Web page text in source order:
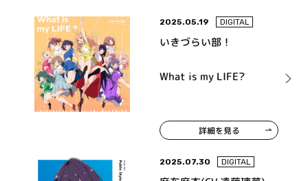
2025.05.19 DIGITAL
いきづらい部！
What is my LIFE?
詳細を見る
2025.07.30 DIGITAL